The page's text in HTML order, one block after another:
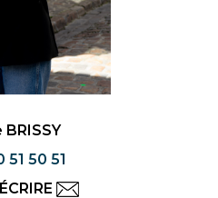
BRISSY
51 50 51